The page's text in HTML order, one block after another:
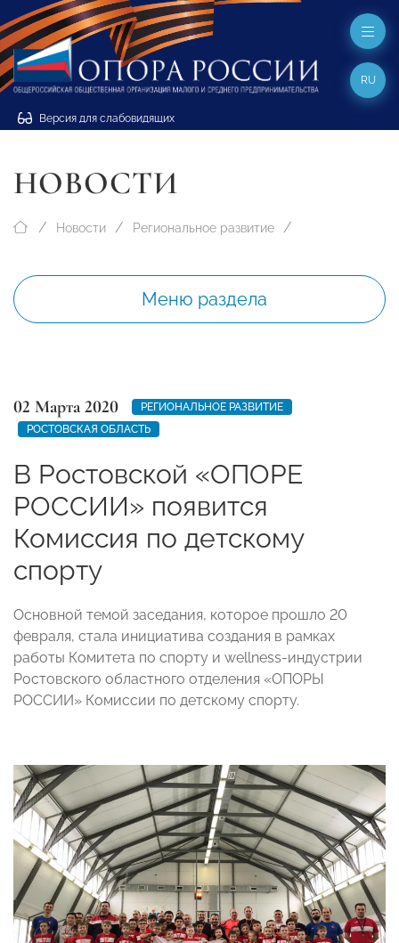
Версия для слабовидящих
RU
НОВОСТИ
Новости Региональное развитие
Меню раздела
02 Марта 2020
РЕГИОНАЛЬНОЕ РАЗВИТИЕ
РОСТОВСКАЯ ОБЛАСТЬ
В Ростовской «ОПОРЕ
РОССИИ» появится
Комиссия по детскому
спорту
Основной темой заседания, которое прошло 20
февраля, стала инициатива создания в рамках
работы Комитета по спорту и wellness-индустрии
Ростовского областного отделения «ОПОРЫ
РОССИИ» Комиссии по детскому спорту.